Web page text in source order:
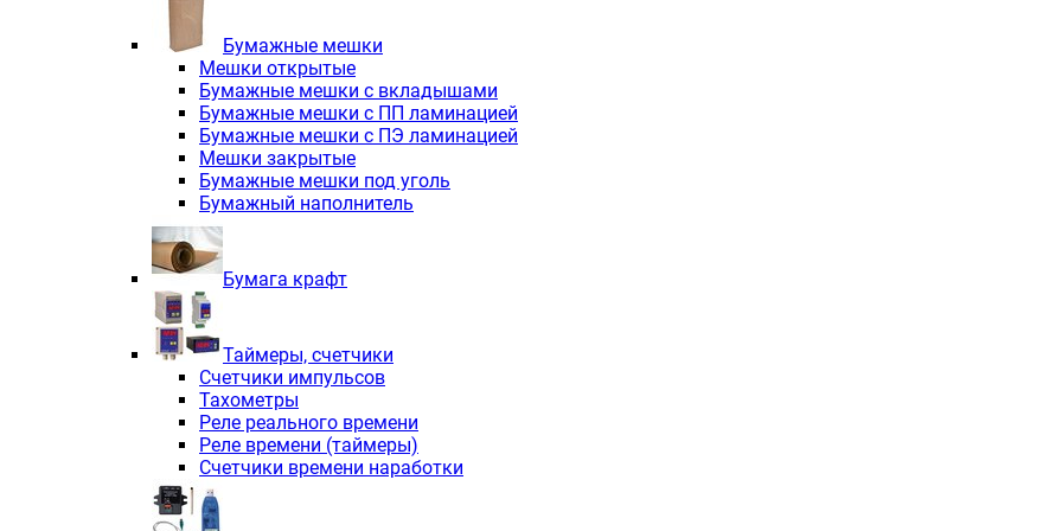
Электродвигатели асинхронные трёхфазные с тормозом INNOVARI
Электродвигатели асинхронные трёхфазные взрывозащищенные INNOVARI
Трехфазные асинхронные электродвигатели INNORED
Независимая вентиляция INNORED
Взрывозащищенная независимая вентиляция INNOVARI
Одноступенчатые цилиндрические редукторы INNORED
Экономичные червячные редукторы INNORED в квадратном корпусе
Компактные мотор-редукторы INNORED
Компактные мотор-редукторы INNORED MC
Вибраторы INNORED
Вариаторы INNORED
Бумажные мешки
Мешки открытые
Бумажные мешки с вкладышами
Бумажные мешки с ПП ламинацией
Бумажные мешки с ПЭ ламинацией
Мешки закрытые
Бумажные мешки под уголь
Бумажный наполнитель
Бумага крафт
Таймеры, счетчики
Счетчики импульсов
Тахометры
Реле реального времени
Реле времени (таймеры)
Счетчики времени наработки